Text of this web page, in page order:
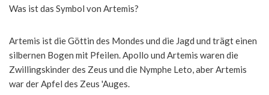
Was ist das Symbol von Artemis?
Artemis ist die Göttin des Mondes und die Jagd und trägt einen
silbernen Bogen mit Pfeilen. Apollo und Artemis waren die
Zwillingskinder des Zeus und die Nymphe Leto, aber Artemis
war der Apfel des Zeus 'Auges.